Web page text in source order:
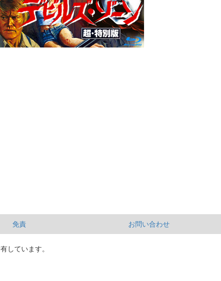
免責 お問い合わせ
しています。